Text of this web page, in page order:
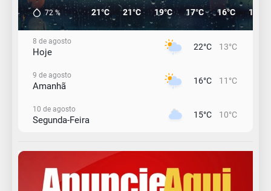
72% 21°C 21°C 19°C 17°C 16°C 15°C
8 de agosto
Hoje 22°C 13°C
9 de agosto
Amanhã 16°C 11°C
10 de agosto
Segunda-Feira 15°C 10°C
Terça-Feira
12 de agosto
Quarta-Feira